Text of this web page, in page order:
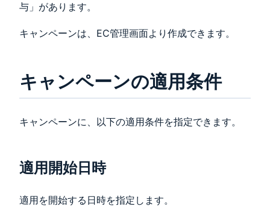
与」があります。
キャンペーンは、EC管理画面より作成できます。
キャンペーンの適用条件
キャンペーンに、以下の適用条件を指定できます。
適用開始日時
適用を開始する日時を指定します。